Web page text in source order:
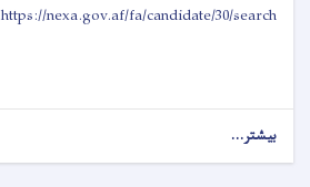
https://nexa.gov.af/fa/candidate/30/search
بیشتر...
اطلاعیه